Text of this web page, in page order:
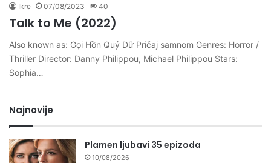
Ikre 07/08/2023 40
Talk to Me (2022)
Also known as: Gọi Hồn Quỷ Dữ Pričaj samnom Genres: Horror /
Thriller Director: Danny Philippou, Michael Philippou Stars:
Sophia…
Najnovije
Plamen ljubavi 35 epizoda
10/08/2026